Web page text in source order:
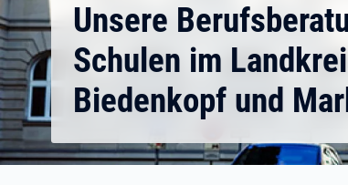
Unsere
Schulen im
Biedenkopf und